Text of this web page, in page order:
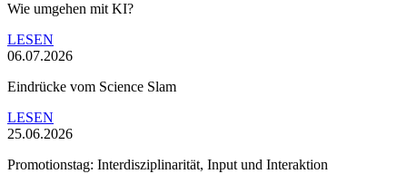
Wie umgehen mit KI?
LESEN
06.07.2026
Eindrücke vom Science Slam
LESEN
25.06.2026
Promotionstag: Interdisziplinarität, Input und Interaktion